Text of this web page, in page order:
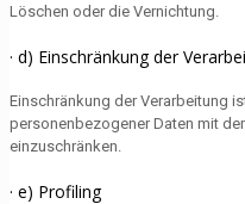
Löschen oder die Vernichtung.
· d) Einschränkung der
Einschränkung der Verarbeitung
personenbezogener Daten mit
einzuschränken.
· e) Profiling